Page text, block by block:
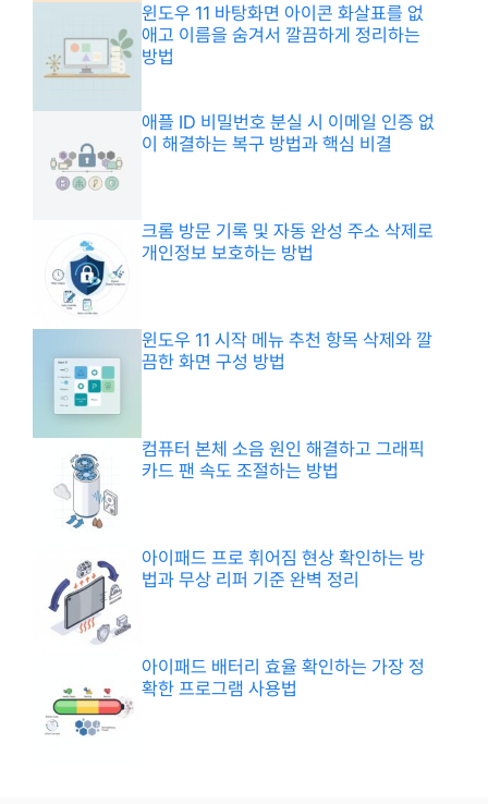
윈도우 11 바탕화면 아이콘 화살표를 없
애고 이름을 숨겨서 깔끔하게 정리하는
방법
애플 ID 비밀번호 분실 시 이메일 인증 없
이 해결하는 복구 방법과 핵심 비결
크롬 방문 기록 및 자동 완성 주소 삭제로
개인정보 보호하는 방법
윈도우 11 시작 메뉴 추천 항목 삭제와 깔
끔한 화면 구성 방법
컴퓨터 본체 소음 원인 해결하고 그래픽
카드 팬 속도 조절하는 방법
아이패드 프로 휘어짐 현상 확인하는 방
법과 무상 리퍼 기준 완벽 정리
아이패드 배터리 효율 확인하는 가장 정
확한 프로그램 사용법